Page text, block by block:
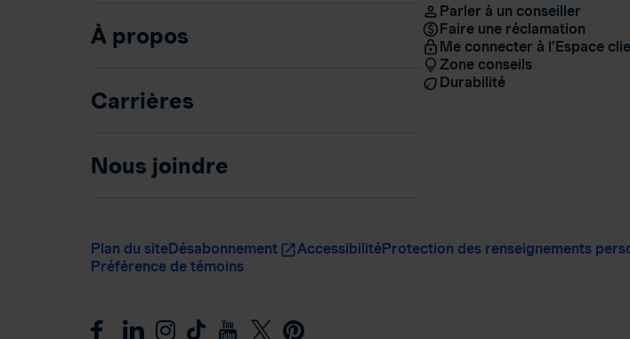
À propos
Carrières
Nous joindre
Parler à un conseiller
Faire une réclamation
Me connecter à l’Espace
Zone conseils
Durabilité
Plan du siteDésabonnement AccessibilitéProtection des renseignements
Préférence de témoins